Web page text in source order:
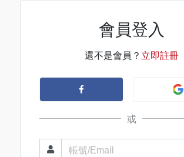
會員登入
還不是會員？ 立即註冊
或
帳號/Email